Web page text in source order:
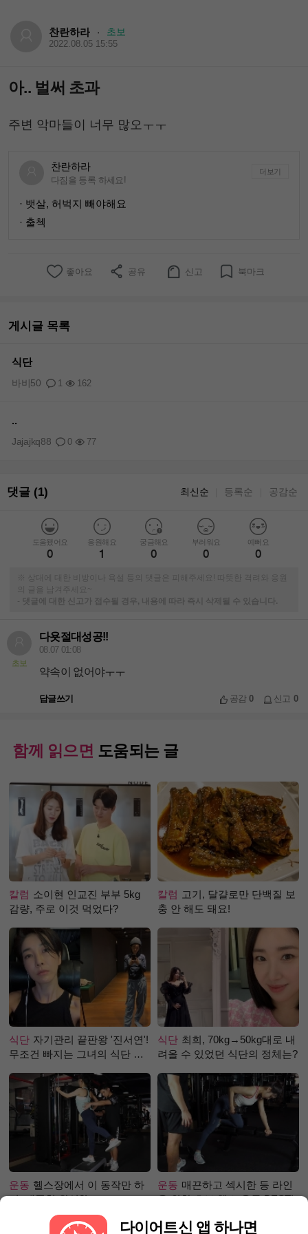
찬란하라 · 초보
2022.08.05 15:55
아.. 벌써 초과
주변 악마들이 너무 많오ㅜㅜ
찬란하라
다짐을 등록 하세요!
더보기
· 뱃살, 허벅지 빼야해요
· 출첵
좋아요 공유 신고 북마크
게시글 목록
식단
1 162
바비50
..
0 77
Jajajkq88
댓글 (1) 최신순 등록순 공감순
도움됐어요
0
응원해요
1
궁금해요
0
부러워요
0
예뻐요
0
※ 상대에 대한 비방이나 욕설 등의 댓글은 피해주세요! 따뜻한 격려와 응원
의 글을 남겨주세요~
-
댓글에 대한 신고가 접수될 경우, 내용에 따라 즉시 삭제될 수 있습니다.
초보
다욧절대성공!!
08.07 01:08
약속이 없어야ㅜㅜ
답글쓰기 공감0 신고 0
함께 읽으면 도움되는 글
칼럼 소이현 인교진 부부 5kg
감량, 주로 이것 먹었다?
칼럼 고기, 달걀로만 단백질 보
충 안 해도 돼요!
식단 자기관리 끝판왕 '진서연'!
무조건 빠지는 그녀의 식단 정
식단 최희, 70kg→50kg대로 내
려올 수 있었던 식단의 정체는?
운동 헬스장에서 이 동작만 하
면, 애플힙 완성?!
운동 매끈하고 섹시한 등 라인
을 위한 초보 헬스 운동 BEST!
다이어트신 앱 하나면